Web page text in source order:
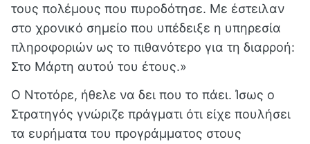
τους πολέμους που πυροδότησε. Με έστειλαν
στο χρονικό σημείο που υπέδειξε η υπηρεσία
πληροφοριών ως το πιθανότερο για τη διαρροή:
Στο Μάρτη αυτού του έτους.»
Ο Ντοτόρε, ήθελε να δει που το πάει. Ίσως ο
Στρατηγός γνώριζε πράγματι ότι είχε πουλήσει
τα ευρήματα του προγράμματος στους